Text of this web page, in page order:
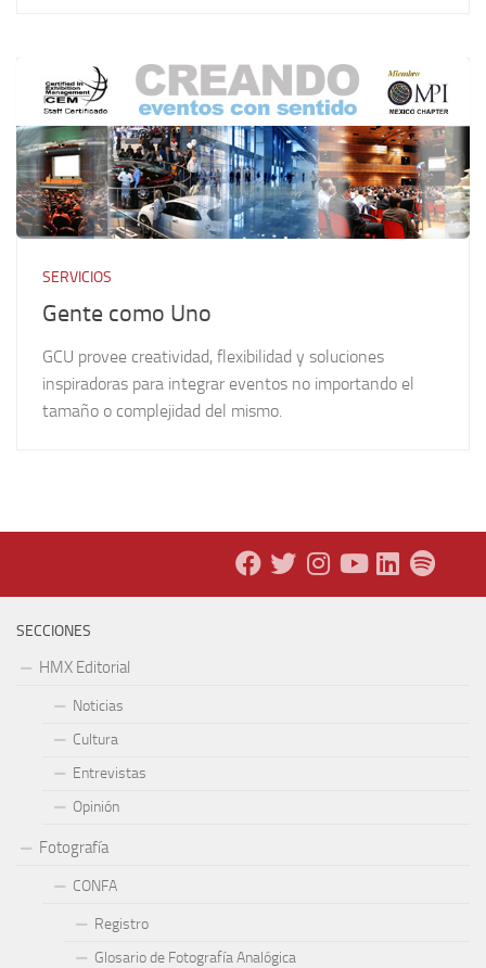
SERVICIOS
Gente como Uno
GCU provee creatividad, flexibilidad y soluciones
inspiradoras para integrar eventos no importando el
tamaño o complejidad del mismo.
SECCIONES
HMX Editorial
Noticias
Cultura
Entrevistas
Opinión
Fotografía
CONFA
Registro
Glosario de Fotografía Analógica